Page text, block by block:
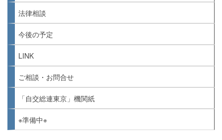
法律相談
今後の予定
LINK
ご相談・お問合せ
「自交総連東京」機関紙
※準備中※